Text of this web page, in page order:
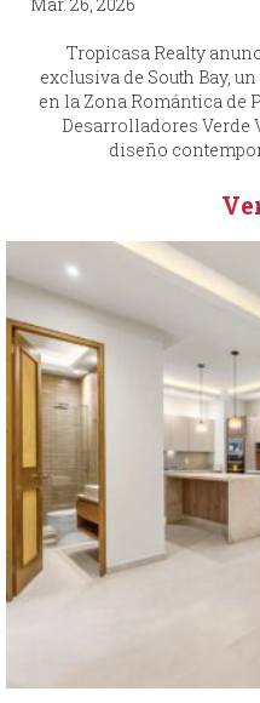
Tropicasa Realty
exclusiva de South Bay,
en la Zona Romántica de
Desarrolladores Verde
diseño